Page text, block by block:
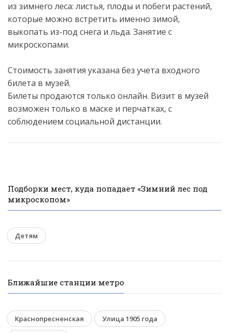
из зимнего леса: листья, плоды и побеги растений,
которые можно встретить именно зимой,
выкопать из-под снега и льда. Занятие с
микроскопами.
Стоимость занятия указана без учета входного
билета в музей.
Билеты продаются только онлайн. Визит в музей
возможен только в маске и перчатках, с
соблюдением социальной дистанции.
Подборки мест, куда попадает «Зимний лес под
микроскопом»
Детям
Ближайшие станции метро
Краснопресненская Улица 1905 года